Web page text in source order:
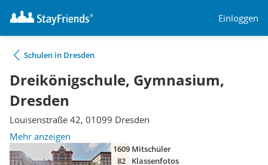
Einloggen
Schulen in Dresden
Dreikönigschule, Gymnasium,
Dresden
Louisenstraße 42, 01099 Dresden
Mehr anzeigen
1609 Mitschüler
82
Klassenfotos